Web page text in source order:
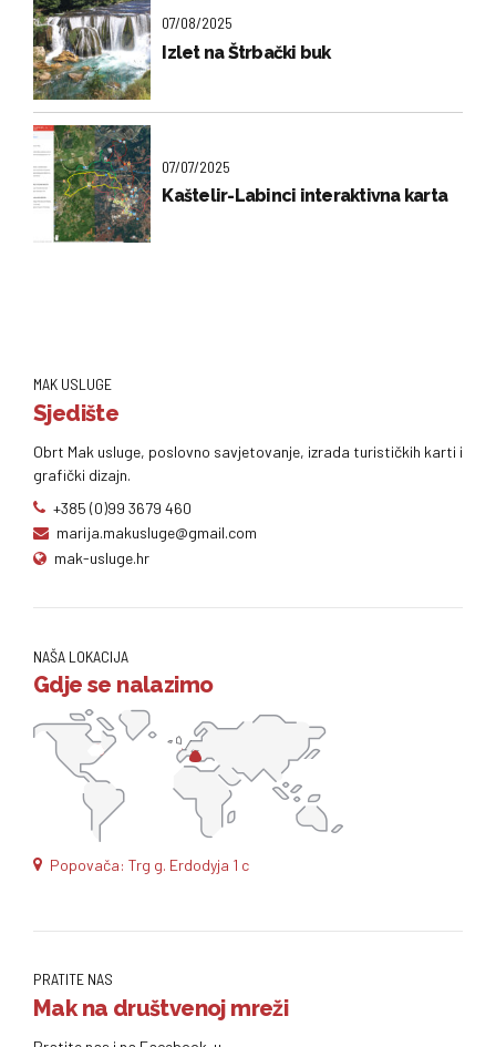
07/08/2025
Izlet na Štrbački buk
07/07/2025
Kaštelir-Labinci interaktivna karta
MAK USLUGE
Sjedište
Obrt Mak usluge, poslovno savjetovanje, izrada turističkih karti i
grafički dizajn.
+385 (0)99 3679 460
marija.makusluge@gmail.com
mak-usluge.hr
NAŠA LOKACIJA
Gdje se nalazimo
Popovača: Trg g. Erdodyja 1 c
PRATITE NAS
Mak na društvenoj mreži